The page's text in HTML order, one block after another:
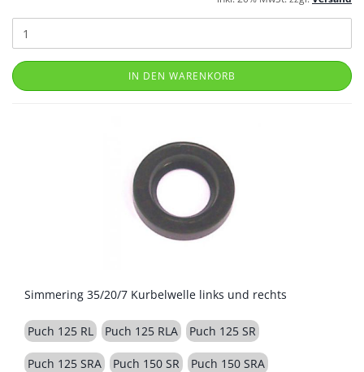
IN DEN WARENKORB
Simmering 35/20/7 Kurbelwelle links und rechts
Puch 125 RL Puch 125 RLA Puch 125 SR
Puch 125 SRA Puch 150 SR Puch 150 SRA